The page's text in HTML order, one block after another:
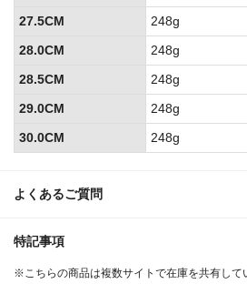
よくあるご質問
特記事項
※こちらの商品は複数サイトで在庫を共有して
27.5CM
248g
28.0CM
248g
28.5CM
248g
29.0CM
248g
30.0CM
248g